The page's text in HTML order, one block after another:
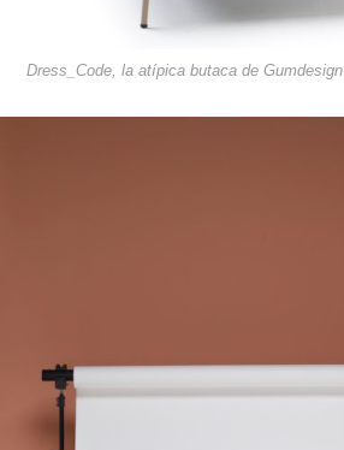
Dress_Code, la atípica butaca de Gumdesign